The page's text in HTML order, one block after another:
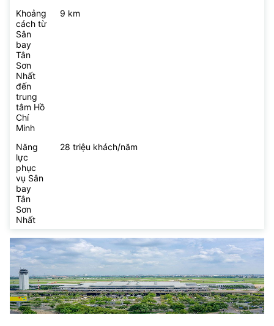
Khoảng
cách từ
Sân
bay
Tân
Sơn
Nhất
đến
trung
tâm Hồ
Chí
Minh
9 km
Năng
lực
phục
vụ Sân
bay
Tân
Sơn
Nhất
28 triệu khách/năm